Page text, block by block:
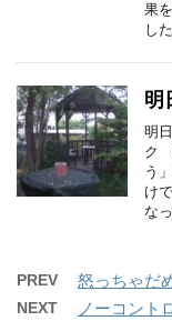
果
し
明
明
ク
う
け
な
PREV 怒っちゃだ
NEXT ノーコント